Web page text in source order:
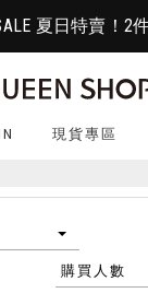
夏日特賣！2
現貨專區
購買人數